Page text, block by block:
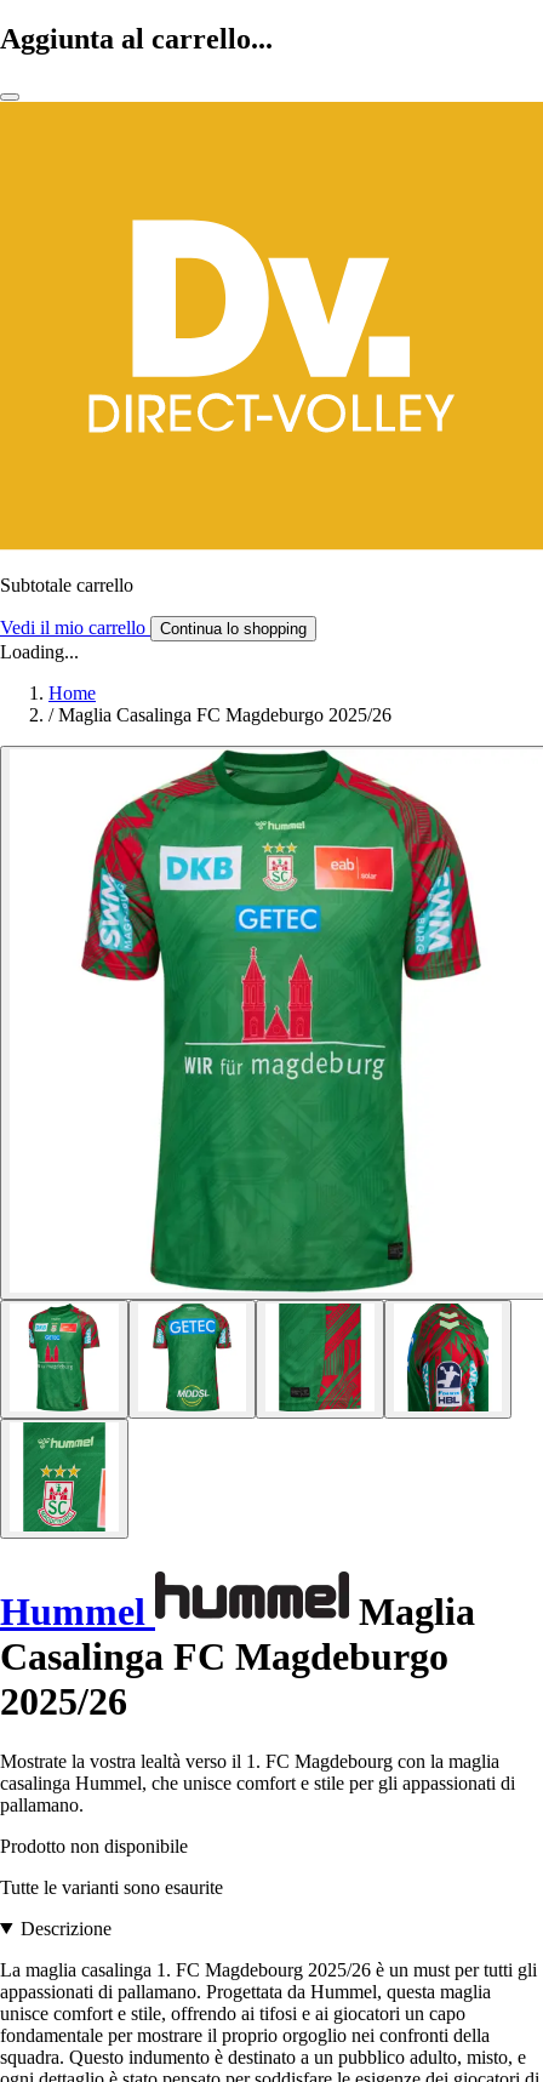
Aggiunta al carrello...
Subtotale carrello
Vedi il mio carrello Continua lo shopping
Loading...
Home
/ Maglia Casalinga FC Magdeburgo 2025/26
Hummel
Maglia
Casalinga FC Magdeburgo
2025/26
Mostrate la vostra lealtà verso il 1. FC Magdebourg con la maglia
casalinga Hummel, che unisce comfort e stile per gli appassionati di
pallamano.
Prodotto non disponibile
Tutte le varianti sono esaurite
Descrizione
La maglia casalinga 1. FC Magdebourg 2025/26 è un must per tutti gli
appassionati di pallamano. Progettata da Hummel, questa maglia
unisce comfort e stile, offrendo ai tifosi e ai giocatori un capo
fondamentale per mostrare il proprio orgoglio nei confronti della
squadra. Questo indumento è destinato a un pubblico adulto, misto, e